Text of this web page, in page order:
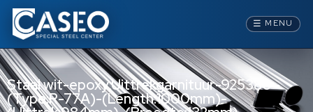
☰ MENU
Staal wit-epoxy,Uittrekgarnituur-925386 -
(Type:R-77A)-(Length:1000mm)-